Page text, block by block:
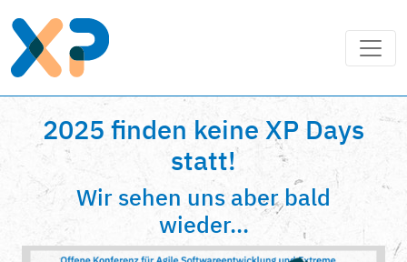
2025 finden keine XP Days
statt!
Wir sehen uns aber bald
wieder...